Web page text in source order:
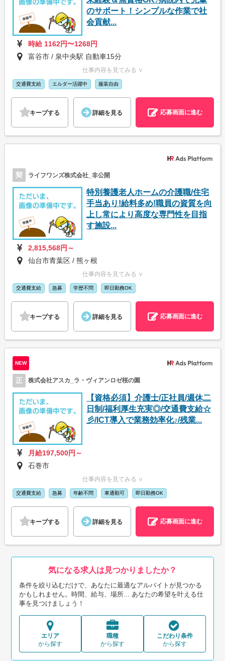
のサポート！シンプルな作業で社
会貢献...
時給 1162円〜1268円
富谷市 / 泉中央駅 自動車15分
仕事内容を見てみる ∨
交通費支給 エルダー活躍中 服装自由
キープする 詳細を見る 応募画面に進む
契 ライフワンズ株式会社_非公開
特別養護老人ホームの介護職/住宅
手当あり!給料多め!職員の資質を向
上し常により高度な専門性を目指
す施設...
2,815,568円～
仙台市青葉区 / 熊ヶ根
仕事内容を見てみる ∨
交通費支給 急募 学歴不問 即日勤務OK
キープする 詳細を見る 応募画面に進む
NEW
正 株式会社アスカ_ラ・ヴィアンロゼ桜の園
【資格必須】介護士/正社員/週休二
日制/福利厚生充実◎/交通費支給☆
彡/ICT導入で業務効率化♪/残業...
月給197,500円～
石巻市
仕事内容を見てみる ∨
交通費支給 急募 年齢不問 車通勤可 即日勤務OK
キープする 詳細を見る 応募画面に進む
気になる求人は見つかりましたか？
条件を絞り込むだけで、あなたに最適なアルバイトが見つかる
かもしれません。時間、給与、場所... あなたの希望を叶える仕
事を見つけましょう！
エリア
から探す
職種
から探す
こだわり条件
から探す